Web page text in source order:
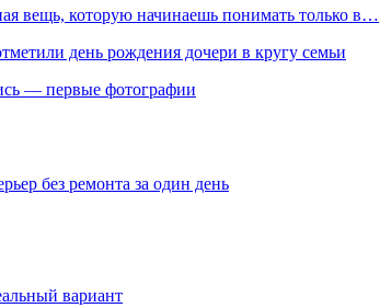
вещь, которую начинаешь понимать только в…
день рождения дочери в кругу семьи
— первые фотографии
без ремонта за один день
вариант